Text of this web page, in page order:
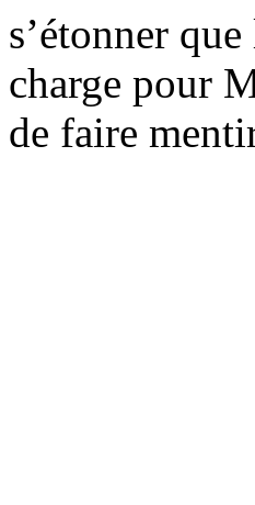
s’étonner
charge pour
de faire